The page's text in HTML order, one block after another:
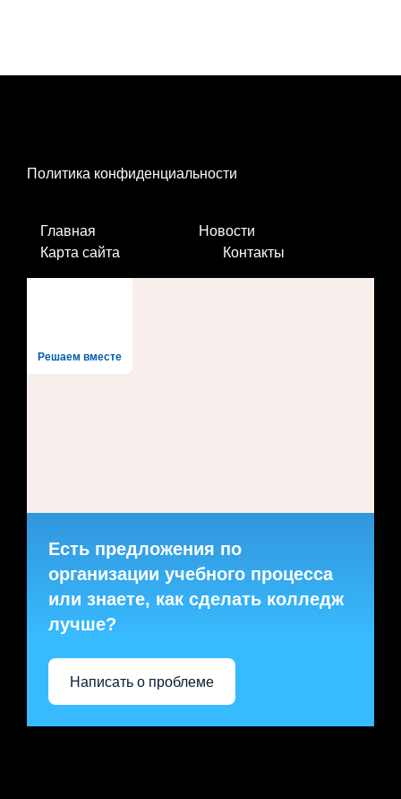
Политика конфиденциальности
Главная
Новости
Карта сайта
Контакты
Решаем вместе
Есть предложения по
организации учебного процесса
или знаете, как сделать колледж
лучше?
Написать о проблеме